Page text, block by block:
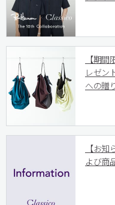
【期
レゼン
への贈
【お
よび商